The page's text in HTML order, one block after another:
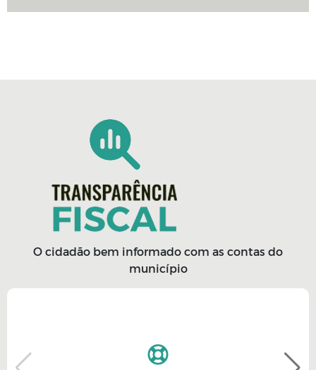
O cidadão bem informado com as contas do
município